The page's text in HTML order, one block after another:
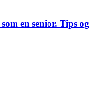
en senior. Tips og